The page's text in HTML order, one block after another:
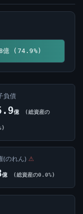
億 (74.9%)
負債
億 (総資産の
(のれん) ⚠
億 (総資産の0.0%)